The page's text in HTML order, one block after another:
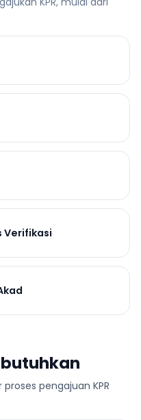
Verifikasi
pengajuan KPR